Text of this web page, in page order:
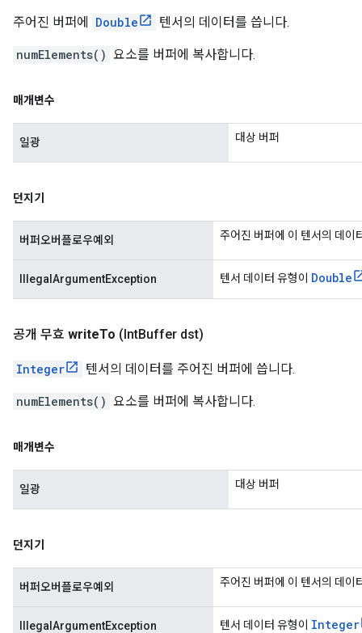
주어진 버퍼에 Double 텐서의 데이터를 씁니다.
numElements() 요소를 버퍼에 복사합니다.
매개변수
일광 대상 버퍼
던지기
버퍼오버플로우예외 주어진 버퍼에 이 텐서의 데이
IllegalArgumentException 텐서 데이터 유형이 Double
공개 무효 writeTo (IntBuffer dst)
Integer 텐서의 데이터를 주어진 버퍼에 씁니다.
numElements() 요소를 버퍼에 복사합니다.
매개변수
일광 대상 버퍼
던지기
버퍼오버플로우예외 주어진 버퍼에 이 텐서의 데이
IllegalArgumentException 텐서 데이터 유형이 Integer